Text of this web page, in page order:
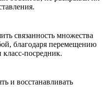
связанность множества
благодаря перемещению
класс-посредник.
и восстанавливать